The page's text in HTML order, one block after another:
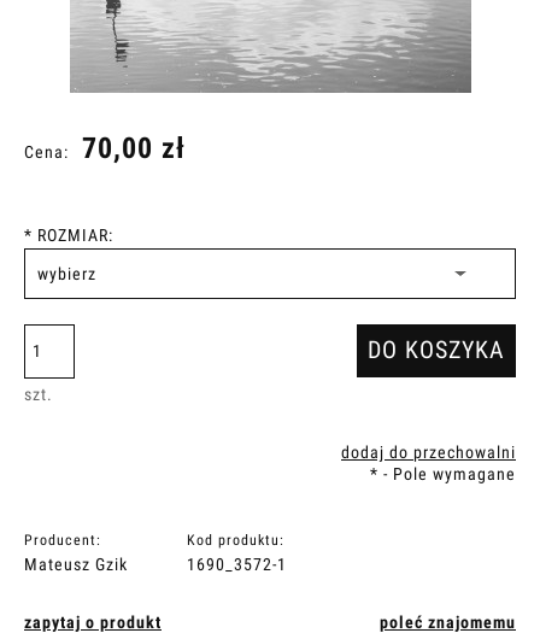
Cena: 70,00 zł
* ROZMIAR:
szt.
DO KOSZYKA
dodaj do przechowalni
* - Pole wymagane
Producent:
Mateusz Gzik
Kod produktu:
1690_3572-1
zapytaj o produkt poleć znajomemu